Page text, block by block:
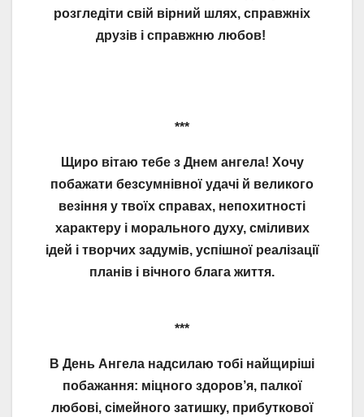
розгледіти свій вірний шлях, справжніх
друзів і справжню любов!
***
Щиро вітаю тебе з Днем ангела! Хочу
побажати безсумнівної удачі й великого
везіння у твоїх справах, непохитності
характеру і морального духу, сміливих
ідей і творчих задумів, успішної реалізації
планів і вічного блага життя.
***
В День Ангела надсилаю тобі найщиріші
побажання: міцного здоров’я, палкої
любові, сімейного затишку, прибуткової